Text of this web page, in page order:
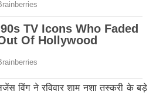
विंग ने रविवार शाम नशा तस्करी के बड़े